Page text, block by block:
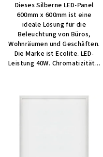
Dieses Silberne LED-Panel
600mm x 600mm ist eine
ideale Lösung für die
Beleuchtung von Büros,
Wohnräumen und Geschäften.
Die Marke ist Ecolite. LED-
Leistung 40W. Chromatizität...